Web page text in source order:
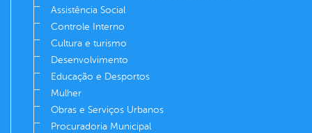
Assistência Social
Controle Interno
Cultura e turismo
Desenvolvimento
Educação e Desportos
Mulher
Obras e Serviços Urbanos
Procuradoria Municipal